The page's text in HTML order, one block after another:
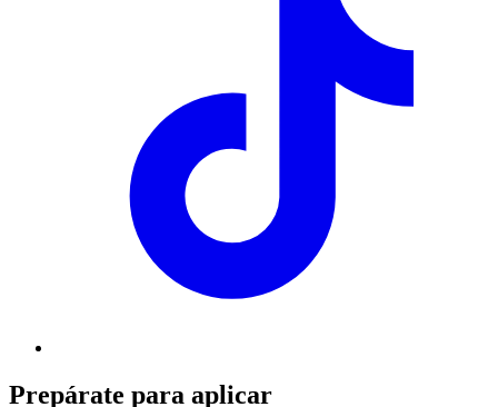
Prepárate para aplicar